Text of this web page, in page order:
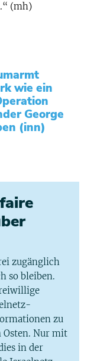
(mh)
wie ein
George
(inn)
zugänglich
so bleiben.
zu
Osten. Nur mit
in der